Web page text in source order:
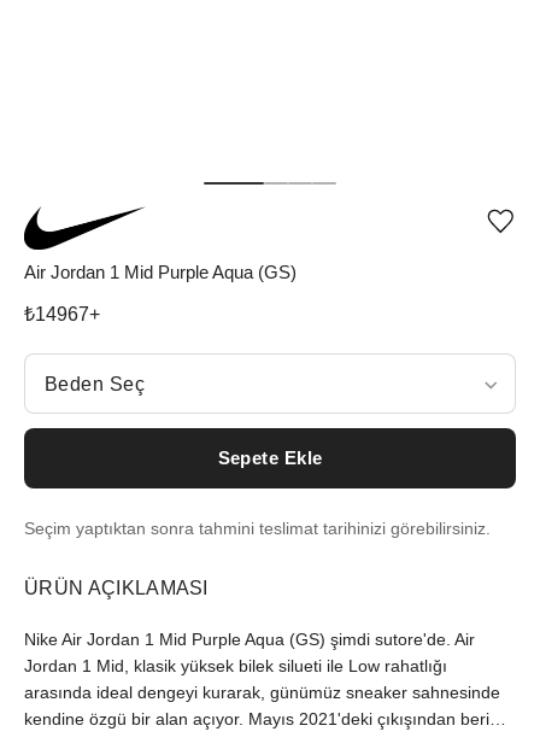
Air Jordan 1 Mid Purple Aqua (GS)
₺14967+
Beden Seç
Beden Seç
Sepete Ekle
Seçim yaptıktan sonra tahmini teslimat tarihinizi görebilirsiniz.
ÜRÜN AÇIKLAMASI
Nike Air Jordan 1 Mid Purple Aqua (GS) şimdi sutore'de. Air
Jordan 1 Mid, klasik yüksek bilek silueti ile Low rahatlığı
arasında ideal dengeyi kurarak, günümüz sneaker sahnesinde
kendine özgü bir alan açıyor. Mayıs 2021'deki çıkışından beri